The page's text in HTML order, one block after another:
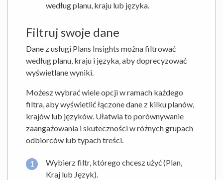
według planu, kraju lub języka.
Filtruj swoje dane
Dane z usługi Plans Insights można filtrować
według planu, kraju i języka, aby doprecyzować
wyświetlane wyniki.
Możesz wybrać wiele opcji w ramach każdego
filtra, aby wyświetlić łączone dane z kilku planów,
krajów lub języków. Ułatwia to porównywanie
zaangażowania i skuteczności w różnych grupach
odbiorców lub typach treści.
Wybierz filtr, którego chcesz użyć (Plan,
Kraj lub Język).